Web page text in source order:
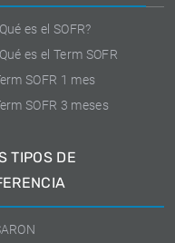
es el SOFR?
es el Term SOFR
SOFR 1 mes
SOFR 3 meses
TIPOS DE